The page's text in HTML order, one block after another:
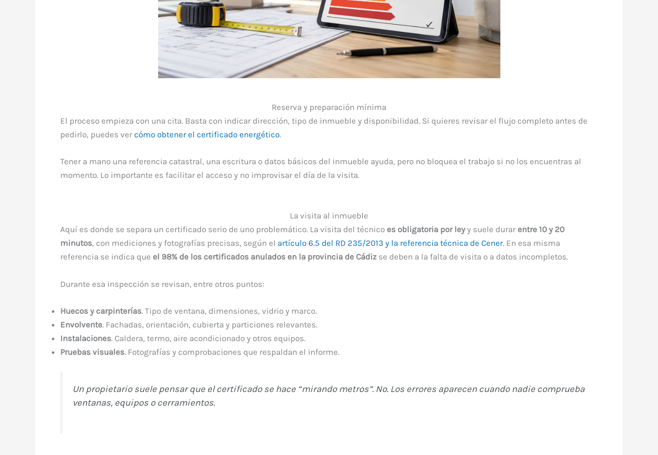
Reserva y preparación mínima
El proceso empieza con una cita. Basta con indicar dirección, tipo de inmueble y disponibilidad. Si quieres revisar el flujo completo antes de
pedirlo, puedes ver cómo obtener el certificado energético.
Tener a mano una referencia catastral, una escritura o datos básicos del inmueble ayuda, pero no bloquea el trabajo si no los encuentras al
momento. Lo importante es facilitar el acceso y no improvisar el día de la visita.
La visita al inmueble
Aquí es donde se separa un certificado serio de uno problemático. La visita del técnico es obligatoria por leyy suele durar entre 10 y 20
minutos, con mediciones y fotografías precisas, según el artículo 6.5 del RD 235/2013 y la referencia técnica de Cener. En esa misma
referencia se indica que el 98% de los certificados anulados en la provincia de Cádiz se deben a la falta de visita o a datos incompletos.
Durante esa inspección se revisan, entre otros puntos:
Huecos y carpinterías. Tipo de ventana, dimensiones, vidrio y marco.
Envolvente. Fachadas, orientación, cubierta y particiones relevantes.
Instalaciones. Caldera, termo, aire acondicionado y otros equipos.
Pruebas visuales. Fotografías y comprobaciones que respaldan el informe.
Un propietario suele pensar que el certificado se hace “mirando metros”. No. Los errores aparecen cuando nadie comprueba
ventanas, equipos o cerramientos.